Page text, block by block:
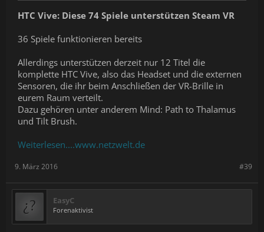
HTC Vive: Diese 74 Spiele unterstützen Steam VR
36 Spiele funktionieren bereits
Allerdings unterstützen derzeit nur 12 Titel die
komplette HTC Vive, also das Headset und die externen
Sensoren, die ihr beim Anschließen der VR-Brille in
eurem Raum verteilt.
Dazu gehören unter anderem Mind: Path to Thalamus
und Tilt Brush.
Weiterlesen....www.netzwelt.de
#39
9. März 2016
EasyC
Forenaktivist